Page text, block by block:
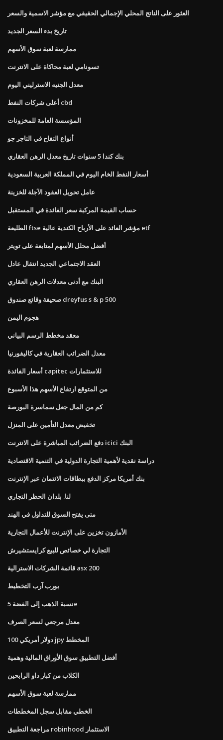
العثور على الناتج المحلي الإجمالي الحقيقي مع مؤشر الاسمية والسعر
تاريخ بدء السعر الجديد
ممارسة لعبة سوق الأسهم
تسونامي لعبة محاكاة على الانترنت
معدل الجنيه الاسترليني اليوم
أعلى شركات النفط cbd
المؤسسة العامة للمخزونات
أنواع التفاح في التاجر جو
بنك كندا 5 سنوات تاريخ معدل الرهن العقاري
أسعار النفط الخام اليوم في المملكة العربية السعودية
عامل تحويل العقود الآجلة للخزينة
حساب القيمة المركبة سعر الفائدة في المستقبل
الطليعة ftse مؤشر العائد على الأرباح الكندية عالية etf
أفضل محلل الأسهم لمتابعة على تويتر
العقد الاجتماعي الجديد انتقال عادل
البنك مع أدنى معدلات الرهن العقاري
صحيفة وقائع صندوق dreyfus s & p 500
هجوم اليمن
معقد مخطط الرسم البياني
معدل الضرائب العقارية في كاليفورنيا
أسعار الفائدة capitec للاستثمارات
من المتوقع ارتفاع الأسهم هذا الأسبوع
كم من المال جعل سماسرة البورصة
تخفيض معدل التأمين على المنزل
دفع الضرائب المباشرة على الانترنت icici البنك
دراسة نقدية لأهمية التجارة الدولية في التنمية الاقتصادية
بنك أمريكا مركز الدفع ببطاقات الائتمان عبر الإنترنت
لنا. بلدان الحظر التجاري
متى يفتح السوق للتداول في الهند
الأمازون تخزين على الإنترنت للأعمال التجارية
التجارة لي خصائص للبيع كرايستشيرش
قائمة الشركات الاسترالية asx 200
بورب آرب التخطيط
نسبة الذهب إلى الفضة 5e
معدل مرجعي لسعر الصرف
100 دولار أمريكي jpy المخطط
أفضل التطبيق سوق الأوراق المالية وهمية
الكلاب من كبار داو الرابحين
ممارسة لعبة سوق الأسهم
الخطي مقابل سجل المخططات
مراجعة التطبيق robinhood الاستثمار